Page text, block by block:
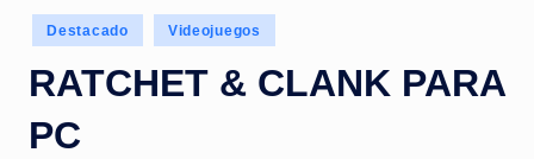
a
Publicado
en
Destacado Videojuegos
RATCHET & CLANK PARA
PC